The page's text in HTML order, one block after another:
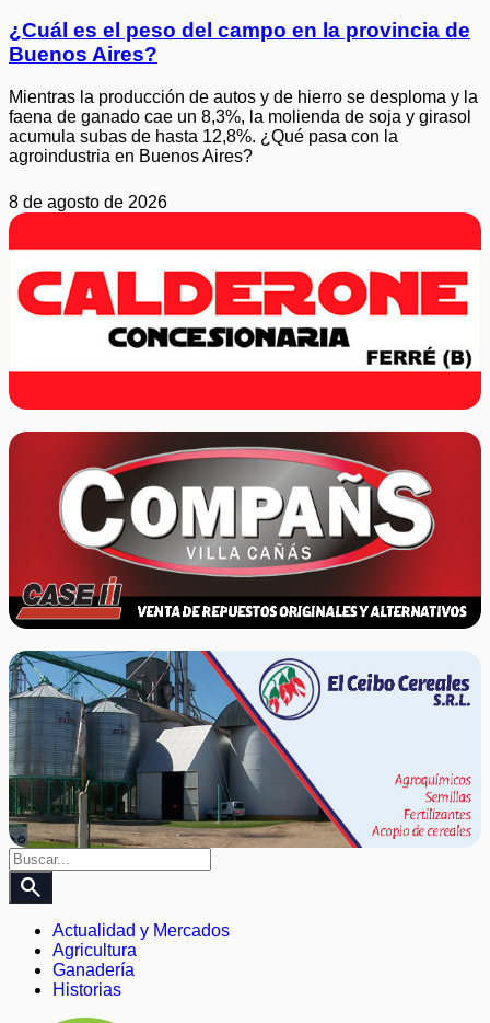
¿Cuál es el peso del campo en la provincia de
Buenos Aires?
Mientras la producción de autos y de hierro se desploma y la
faena de ganado cae un 8,3%, la molienda de soja y girasol
acumula subas de hasta 12,8%. ¿Qué pasa con la
agroindustria en Buenos Aires?
8 de agosto de 2026
search
Actualidad y Mercados
Agricultura
Ganadería
Historias